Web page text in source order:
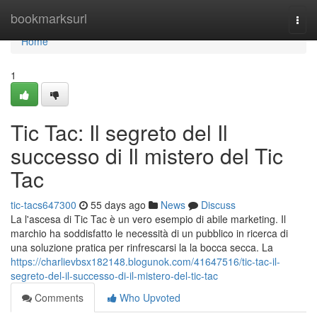
bookmarksurl
Home
Home
1
Tic Tac: Il segreto del Il
successo di Il mistero del Tic
Tac
tic-tacs647300 55 days ago News
Discuss
La l'ascesa di Tic Tac è un vero esempio di abile marketing. Il
marchio ha soddisfatto le necessità di un pubblico in ricerca di
una soluzione pratica per rinfrescarsi la la bocca secca. La
https://charlievbsx182148.blogunok.com/41647516/tic-tac-il-
segreto-del-il-successo-di-il-mistero-del-tic-tac
Comments
Who Upvoted